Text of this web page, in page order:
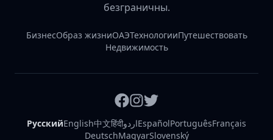
безграничны.
БизнесОбраз жизниОАЭТехнологииПутешествовать
Недвижимость
РусскийEnglish中文हिंदीاردوEspañolPortuguêsFrançais
DeutschMagyarSlovenský